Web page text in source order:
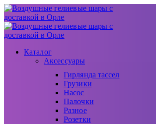
Каталог
Аксессуары
Гирлянда тассел
Грузики
Насос
Палочки
Разное
Розетки